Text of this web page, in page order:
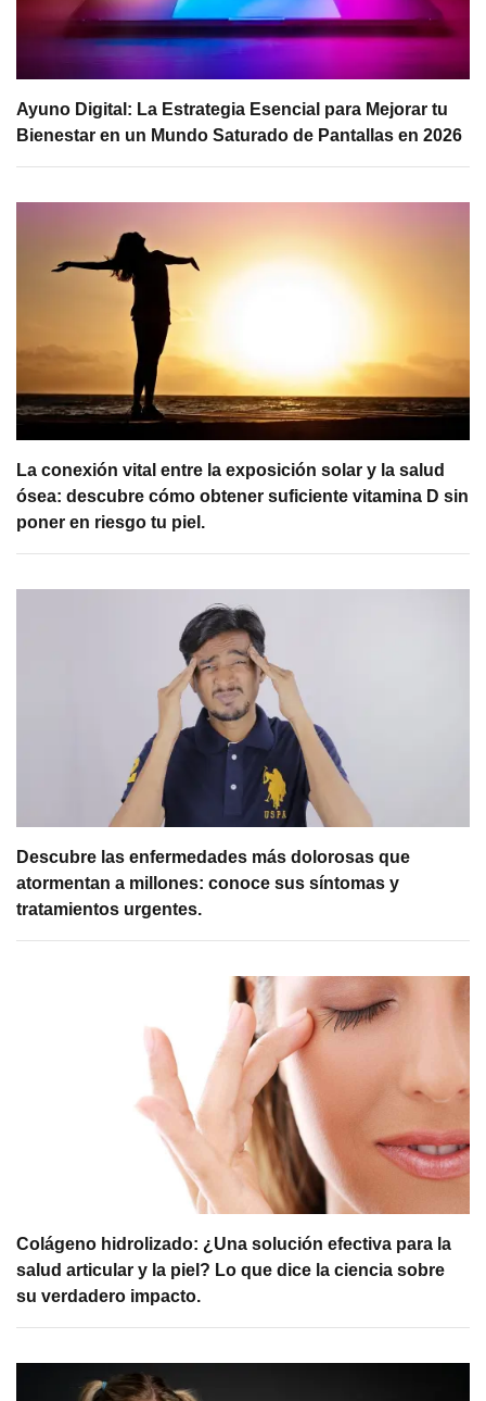
Ayuno Digital: La Estrategia Esencial para Mejorar tu
Bienestar en un Mundo Saturado de Pantallas en 2026
La conexión vital entre la exposición solar y la salud
ósea: descubre cómo obtener suficiente vitamina D sin
poner en riesgo tu piel.
Descubre las enfermedades más dolorosas que
atormentan a millones: conoce sus síntomas y
tratamientos urgentes.
Colágeno hidrolizado: ¿Una solución efectiva para la
salud articular y la piel? Lo que dice la ciencia sobre
su verdadero impacto.